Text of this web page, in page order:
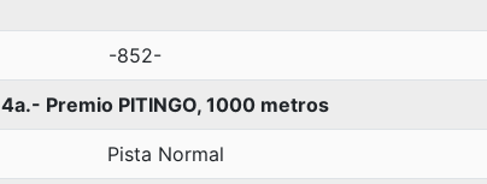
-852-
4a.- Premio PITINGO, 1000 metros
Pista Normal